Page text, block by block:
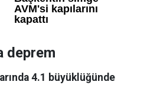
deprem
4.1 büyüklüğünde